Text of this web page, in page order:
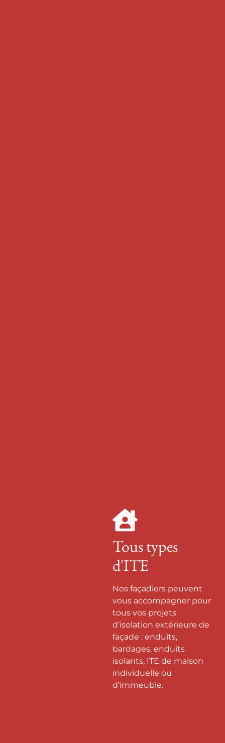
Tous types
d'ITE
Nos façadiers peuvent
vous accompagner pour
tous vos projets
d’isolation extérieure de
façade : enduits,
bardages, enduits
isolants, ITE de maison
individuelle ou
d’immeuble.